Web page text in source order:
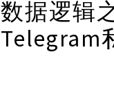
数据逻辑
Telegram